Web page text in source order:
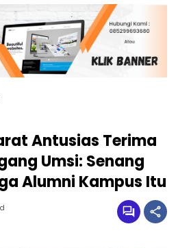
Antusias Terima
Umsi: Senang
Alumni Kampus Itu